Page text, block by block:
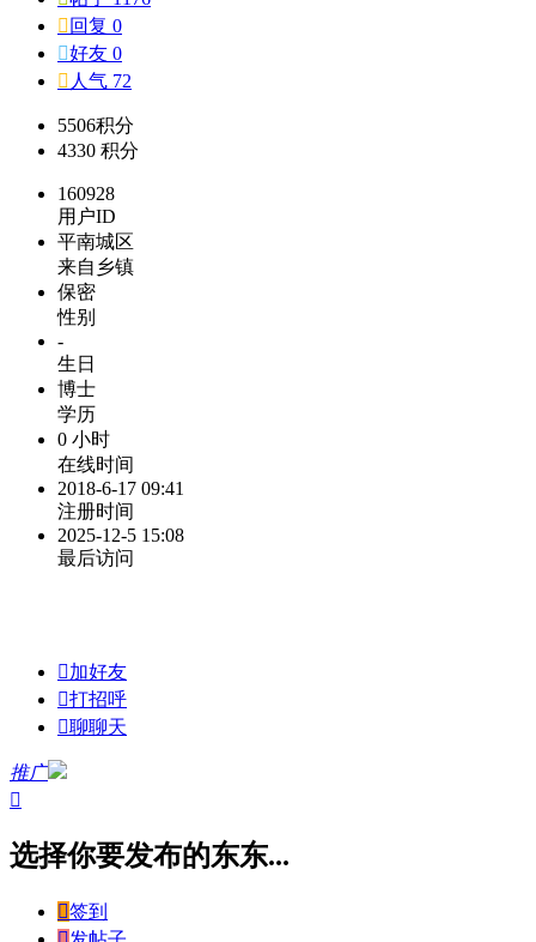
 回复 0
好友 0
 人气 72
5506积分
4330 积分
160928
用户ID
平南城区
来自乡镇
保密
性别
-
生日
博士
学历
0 小时
在线时间
2018-6-17 09:41
注册时间
2025-12-5 15:08
最后访问
加好友
打招呼
聊聊天
推广

选择你要发布的东东...
签到